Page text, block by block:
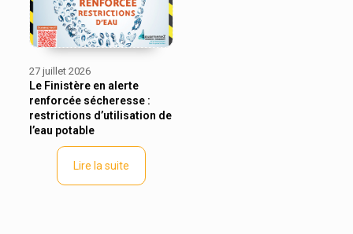
27 juillet 2026
Le Finistère en alerte
renforcée sécheresse :
restrictions d’utilisation de
l’eau potable
Lire la suite